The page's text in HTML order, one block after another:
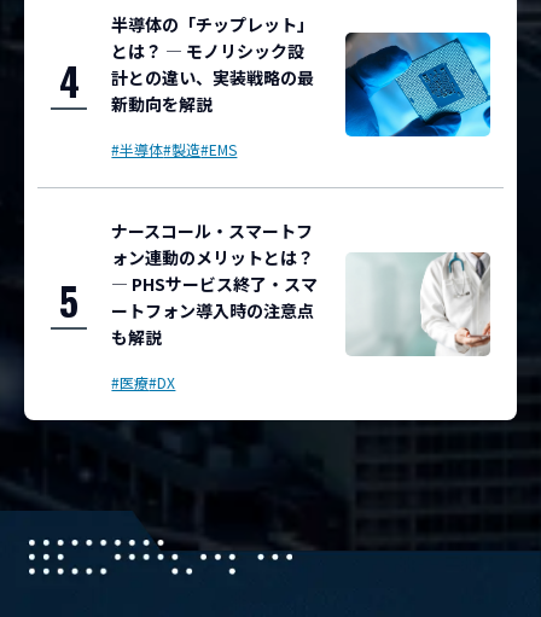
4
半導体の「チップレット」
とは？ ― モノリシック設
計との違い、実装戦略の最
新動向を解説
#半導体#製造#EMS
5
ナースコール・スマートフ
ォン連動のメリットとは？
― PHSサービス終了・スマ
ートフォン導入時の注意点
も解説
#医療#DX